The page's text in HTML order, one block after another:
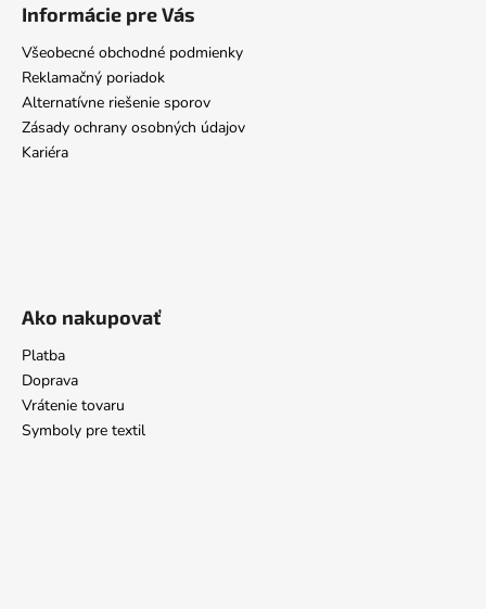
Informácie pre Vás
Všeobecné obchodné podmienky
Reklamačný poriadok
Alternatívne riešenie sporov
Zásady ochrany osobných údajov
Kariéra
Ako nakupovať
Platba
Doprava
Vrátenie tovaru
Symboly pre textil